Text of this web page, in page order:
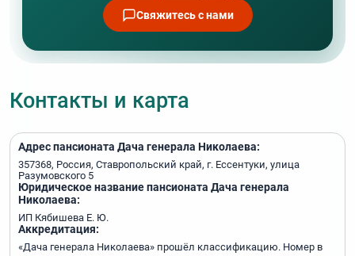
Свяжитесь с нами
Контакты и карта
Адрес пансионата Дача генерала Николаева:
357368, Россия, Ставропольский край, г. Ессентуки, улица
Разумовского 5
Юридическое название пансионата Дача генерала
Николаева:
ИП Кябишева Е. Ю.
Аккредитация:
«Дача генерала Николаева» прошёл классификацию. Номер в